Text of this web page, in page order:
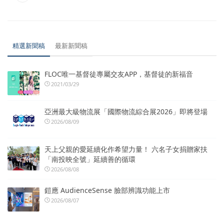
精選新聞稿 最新新聞稿
FLOC唯一基督徒專屬交友APP，基督徒的新福音
2021/03/29
亞洲最大級物流展「國際物流綜合展2026」即將登場
2026/08/09
天上父親的愛延續化作希望力量！ 六名子女捐贈家扶
「南投映全號」延續善的循環
2026/08/08
鎧應 AudienceSense 臉部辨識功能上市
2026/08/07